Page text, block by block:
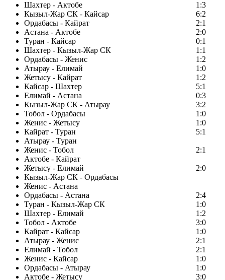
Шахтер - Актобе
1:3
Кызыл-Жар СК - Кайсар
6:2
Ордабасы - Кайрат
2:1
Астана - Актобе
2:0
Туран - Кайсар
0:1
Шахтер - Кызыл-Жар СК
1:1
Ордабасы - Женис
1:2
Атырау - Елимай
1:0
Жетысу - Кайрат
1:2
Кайсар - Шахтер
5:1
Елимай - Астана
0:3
Кызыл-Жар СК - Атырау
3:2
Тобол - Ордабасы
1:0
Женис - Жетысу
1:0
Кайрат - Туран
5:1
Атырау - Туран
Женис - Тобол
2:1
Актобе - Кайрат
Жетысу - Елимай
2:0
Кызыл-Жар СК - Ордабасы
Женис - Астана
Ордабасы - Астана
2:4
Туран - Кызыл-Жар СК
1:0
Шахтер - Елимай
1:2
Тобол - Актобе
3:0
Кайрат - Кайсар
1:0
Атырау - Женис
2:1
Елимай - Тобол
2:1
Женис - Кайсар
1:0
Ордабасы - Атырау
1:0
Актобе - Жетысу
3:0